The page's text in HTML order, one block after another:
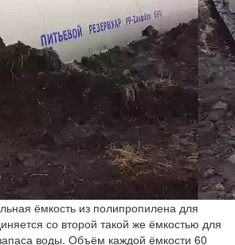
ёмкость из полипропилена для
со второй такой же ёмкостью для
воды. Объём каждой ёмкости 60